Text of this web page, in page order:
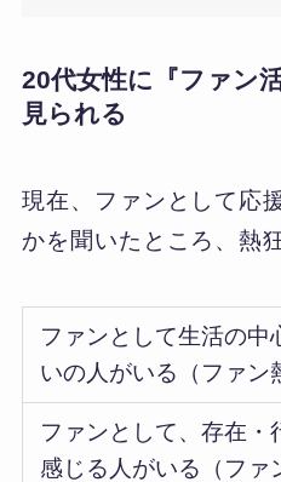
20代女性に『ファン
見られる
現在、ファンとして応
かを聞いたところ、熱
ファンとして生活の中
いの人がいる（ファン
ファンとして、存在・
感じる人がいる（ファ